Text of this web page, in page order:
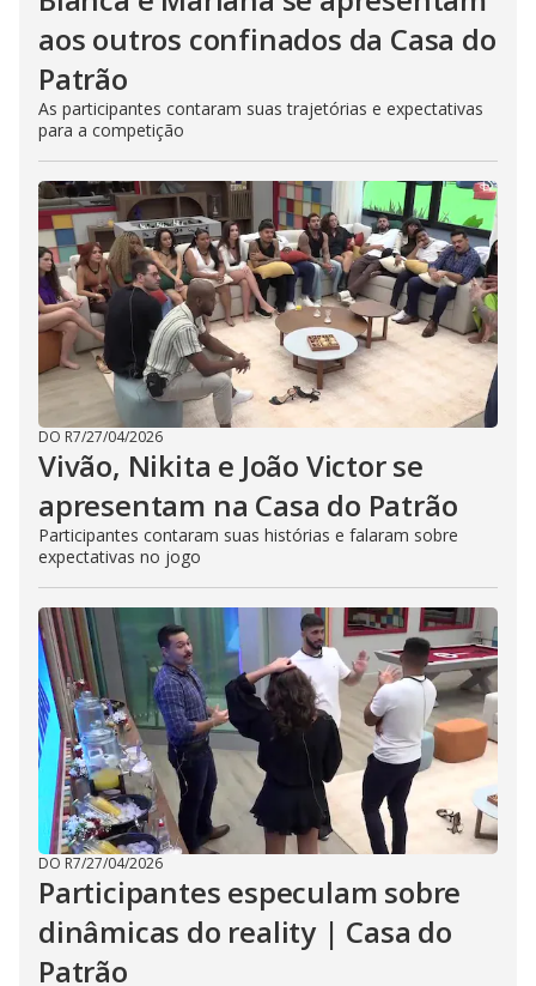
aos outros confinados da Casa do
Patrão
As participantes contaram suas trajetórias e expectativas
para a competição
DO R7/27/04/2026
Vivão, Nikita e João Victor se
apresentam na Casa do Patrão
Participantes contaram suas histórias e falaram sobre
expectativas no jogo
DO R7/27/04/2026
Participantes especulam sobre
dinâmicas do reality | Casa do
Patrão